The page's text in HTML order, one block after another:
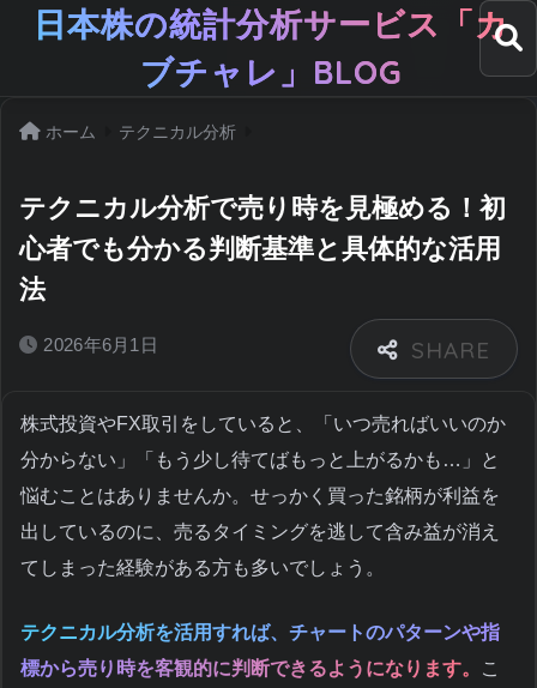
日本株の統計分析サービス「カ
ブチャレ」BLOG
ホーム テクニカル分析
テクニカル分析で売り時を見極める！初
心者でも分かる判断基準と具体的な活用
法
2026年6月1日
株式投資やFX取引をしていると、「いつ売ればいいのか
分からない」「もう少し待てばもっと上がるかも…」と
悩むことはありませんか。せっかく買った銘柄が利益を
出しているのに、売るタイミングを逃して含み益が消え
てしまった経験がある方も多いでしょう。
テクニカル分析を活用すれば、チャートのパターンや指
標から売り時を客観的に判断できるようになります。
こ